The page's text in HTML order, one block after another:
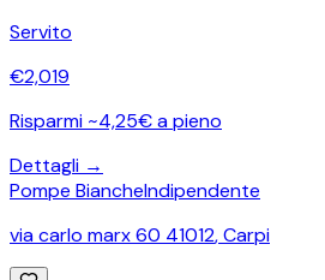
Servito
€2,019
Risparmi ~4,25€ a pieno
Dettagli →
Pompe BiancheIndipendente
via carlo marx 60 41012,Carpi